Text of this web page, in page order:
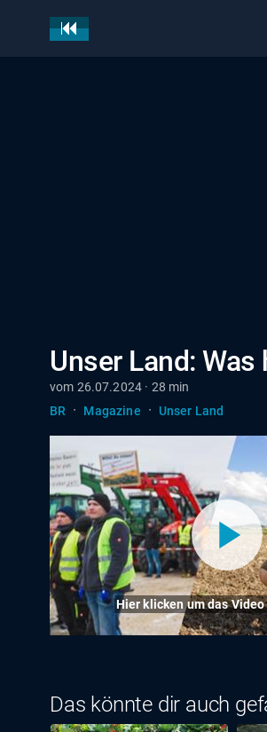
Unser Land:
vom 26.07.2024 · 28 min
BR
· Magazine · Unser Land
Hier klicken um das
Das könnte dir auch